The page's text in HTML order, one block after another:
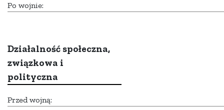
Po wojnie:
Działalność społeczna,
związkowa i
polityczna
Przed wojną: